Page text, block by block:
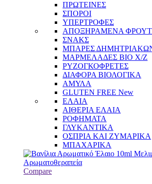
ΠΡΩΤΕΙΝΕΣ
ΣΠΟΡΟΙ
ΥΠΕΡΤΡΟΦΕΣ
ΑΠΟΞΗΡΑΜΕΝΑ
ΣΝΑΚΣ
ΜΠΑΡΕΣ
ΜΑΡΜΕΛΑΔΕΣ BIO Χ/Ζ
ΡΥΖΟΓΚΟΦΡΕΤΕΣ
ΔΙΑΦΟΡΑ ΒΙΟΛΟΓΙΚΑ
ΑΜΥΛΑ
GLUTEN FREE New
ΕΛΑΙΑ
ΑΙΘΕΡΙΑ ΕΛΑΙΑ
ΡΟΦΗΜΑΤΑ
ΓΛΥΚΑΝΤΙΚΑ
ΟΣΠΡΙΑ ΚΑΙ ΖΥΜΑΡΙΚΑ
ΜΠΑΧΑΡΙΚΑ
Compare